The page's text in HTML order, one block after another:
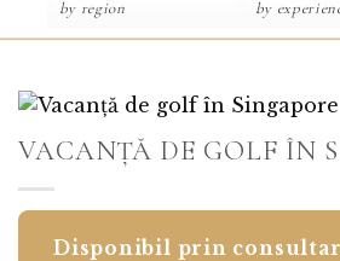
VACANȚĂ DE GOLF ÎN
Disponibil prin